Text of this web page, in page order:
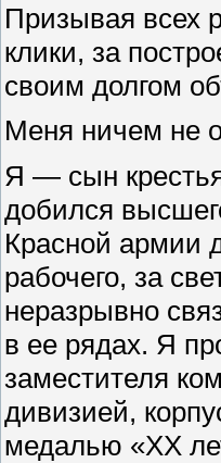
Призывая всех
клики, за
своим долгом
Меня ничем не
Я — сын
добился
Красной армии
рабочего, за
неразрывно
в ее рядах. Я
заместителя
дивизией,
медалью «XX